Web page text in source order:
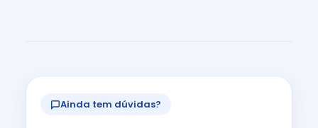
Ainda tem dúvidas?